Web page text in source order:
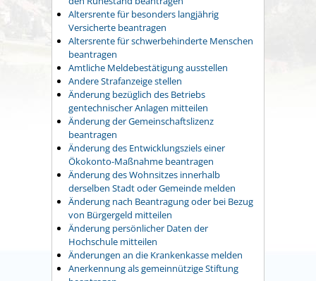
Altersrente für besonders langjährig
Versicherte beantragen
Altersrente für schwerbehinderte Menschen
beantragen
Amtliche Meldebestätigung ausstellen
Andere Strafanzeige stellen
Änderung bezüglich des Betriebs
gentechnischer Anlagen mitteilen
Änderung der Gemeinschaftslizenz
beantragen
Änderung des Entwicklungsziels einer
Ökokonto-Maßnahme beantragen
Änderung des Wohnsitzes innerhalb
derselben Stadt oder Gemeinde melden
Änderung nach Beantragung oder bei Bezug
von Bürgergeld mitteilen
Änderung persönlicher Daten der
Hochschule mitteilen
Änderungen an die Krankenkasse melden
Anerkennung als gemeinnützige Stiftung